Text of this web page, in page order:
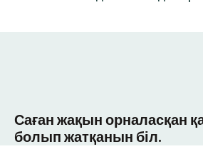
Саған жақын орналасқан
болып жатқанын біл.